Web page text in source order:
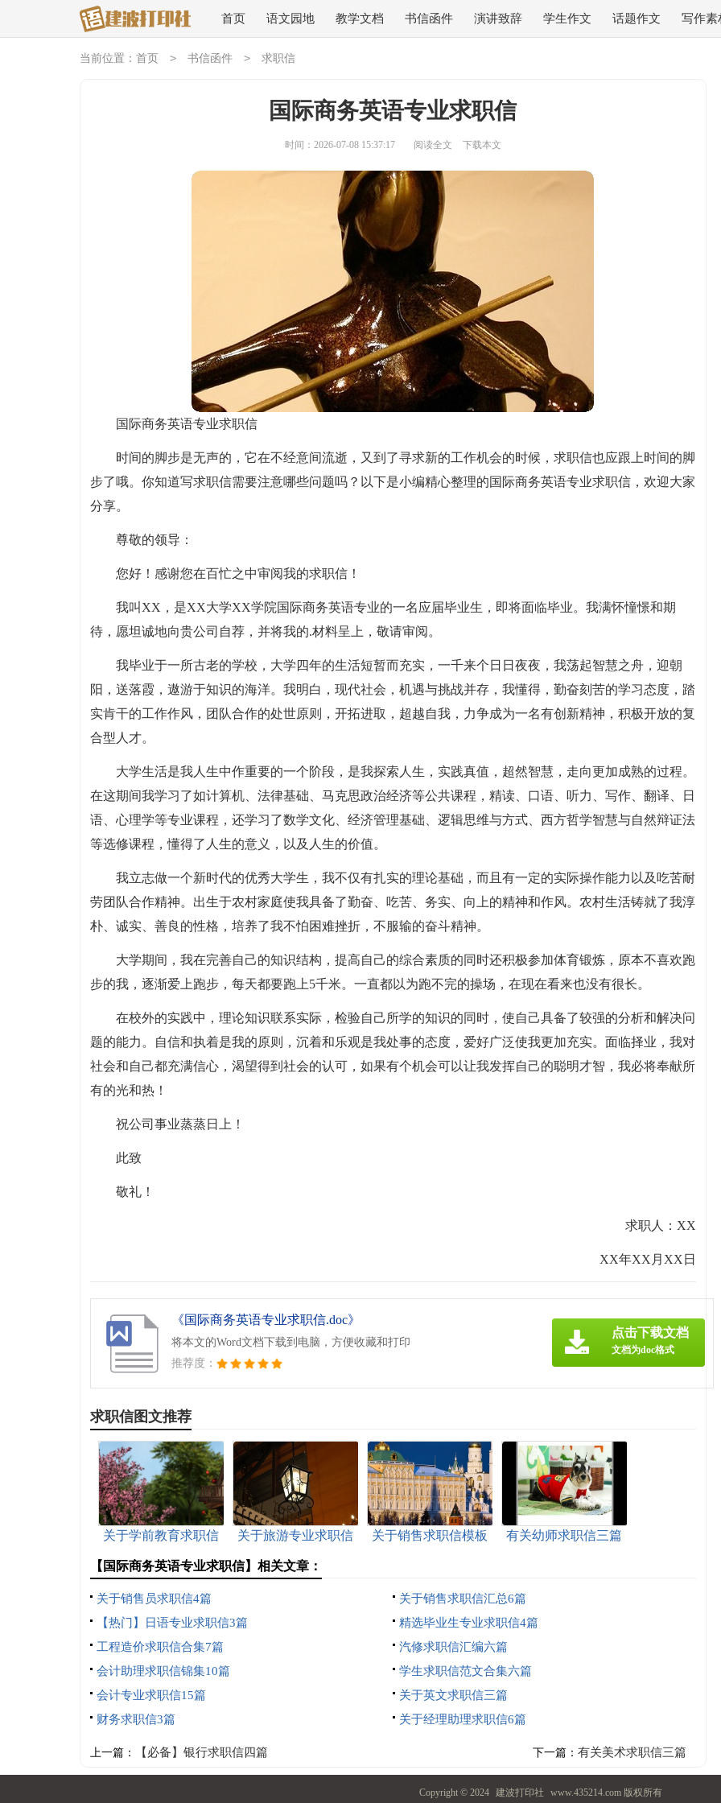
首页 语文园地 教学文档 书信函件 演讲致辞 学生作文 话题作文 写作素
当前位置： 首页 > 书信函件 > 求职信
国际商务英语专业求职信
时间：2026-07-08 15:37:17 阅读全文 下载本文
国际商务英语专业求职信
时间的脚步是无声的，它在不经意间流逝，又到了寻求新的工作机会的时候，求职信也应跟上时间的脚
步了哦。你知道写求职信需要注意哪些问题吗？以下是小编精心整理的国际商务英语专业求职信，欢迎大家
分享。
尊敬的领导：
您好！感谢您在百忙之中审阅我的求职信！
我叫XX，是XX大学XX学院国际商务英语专业的一名应届毕业生，即将面临毕业。我满怀憧憬和期
待，愿坦诚地向贵公司自荐，并将我的.材料呈上，敬请审阅。
我毕业于一所古老的学校，大学四年的生活短暂而充实，一千来个日日夜夜，我荡起智慧之舟，迎朝
阳，送落霞，遨游于知识的海洋。我明白，现代社会，机遇与挑战并存，我懂得，勤奋刻苦的学习态度，踏
实肯干的工作作风，团队合作的处世原则，开拓进取，超越自我，力争成为一名有创新精神，积极开放的复
合型人才。
大学生活是我人生中作重要的一个阶段，是我探索人生，实践真值，超然智慧，走向更加成熟的过程。
在这期间我学习了如计算机、法律基础、马克思政治经济等公共课程，精读、口语、听力、写作、翻译、日
语、心理学等专业课程，还学习了数学文化、经济管理基础、逻辑思维与方式、西方哲学智慧与自然辩证法
等选修课程，懂得了人生的意义，以及人生的价值。
我立志做一个新时代的优秀大学生，我不仅有扎实的理论基础，而且有一定的实际操作能力以及吃苦耐
劳团队合作精神。出生于农村家庭使我具备了勤奋、吃苦、务实、向上的精神和作风。农村生活铸就了我淳
朴、诚实、善良的性格，培养了我不怕困难挫折，不服输的奋斗精神。
大学期间，我在完善自己的知识结构，提高自己的综合素质的同时还积极参加体育锻炼，原本不喜欢跑
步的我，逐渐爱上跑步，每天都要跑上5千米。一直都以为跑不完的操场，在现在看来也没有很长。
在校外的实践中，理论知识联系实际，检验自己所学的知识的同时，使自己具备了较强的分析和解决问
题的能力。自信和执着是我的原则，沉着和乐观是我处事的态度，爱好广泛使我更加充实。面临择业，我对
社会和自己都充满信心，渴望得到社会的认可，如果有个机会可以让我发挥自己的聪明才智，我必将奉献所
有的光和热！
祝公司事业蒸蒸日上！
此致
敬礼！
求职人：XX
XX年XX月XX日
《国际商务英语专业求职信.doc》
将本文的Word文档下载到电脑，方便收藏和打印
推荐度：
点击下载文档
文档为doc格式
求职信图文推荐
关于学前教育求职信
关于旅游专业求职信
关于销售求职信模板
有关幼师求职信三篇
【国际商务英语专业求职信】相关文章：
关于销售员求职信4篇
关于销售求职信汇总6篇
【热门】日语专业求职信3篇
精选毕业生专业求职信4篇
工程造价求职信合集7篇
汽修求职信汇编六篇
会计助理求职信锦集10篇
学生求职信范文合集六篇
会计专业求职信15篇
关于英文求职信三篇
财务求职信3篇
关于经理助理求职信6篇
上一篇： 【必备】银行求职信四篇 下一篇：有关美术求职信三篇
Copyright © 2024 建波打印社 www.435214.com 版权所有